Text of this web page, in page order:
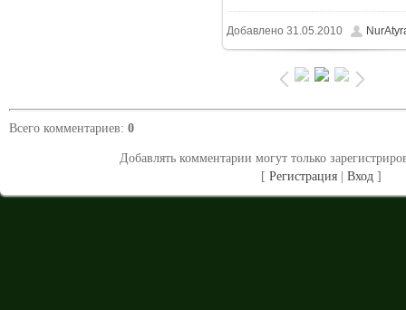
1024x683/ 260.5Kb
Добавлено 31.05.2010
Всего комментариев: 0
Добавлять комментарии могут только
[Регистрация |Вход ]